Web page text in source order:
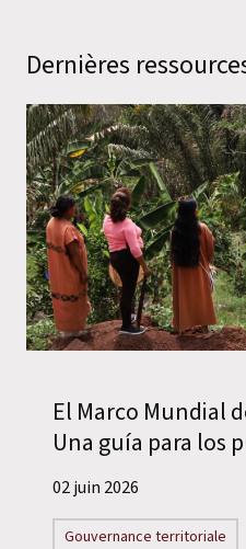
Dernières
El Marco Mundial
Una guía para los
02 juin 2026
Gouvernance territoriale